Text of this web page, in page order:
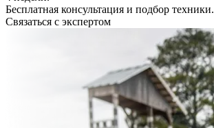
Бесплатная консультация и подбор техники.
Связаться с экспертом